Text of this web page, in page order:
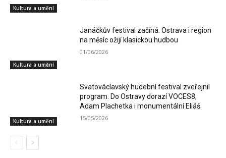
Kultura a umění
Kultura a umění
Janáčkův festival začíná. Ostrava i region
na měsíc ožijí klasickou hudbou
01/06/2026
Kultura a umění
Svatováclavský hudební festival zveřejnil
program. Do Ostravy dorazí VOCES8,
Adam Plachetka i monumentální Eliáš
15/05/2026